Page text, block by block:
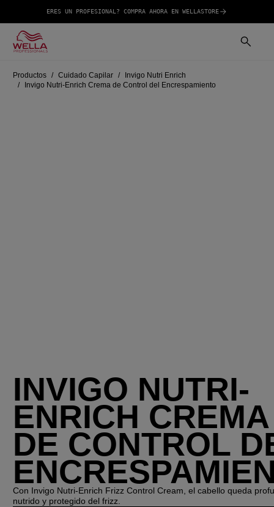
ERES UN PROFESIONAL? COMPRA AHORA EN WELLASTORE
Productos Cuidado Capilar
Invigo Nutri Enrich
Invigo Nutri-Enrich Crema de Control del Encrespamiento
INVIGO NUTRI-
ENRICH CREMA
DE CONTROL
Con Invigo Nutri-Enrich Frizz Control Cream, el cabello queda
nutrido y protegido del frizz.